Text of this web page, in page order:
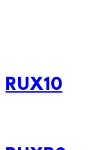
RUX10